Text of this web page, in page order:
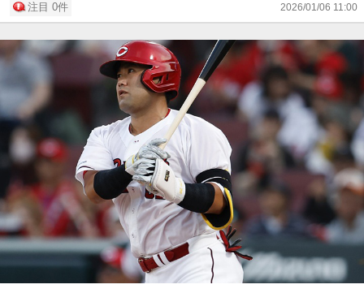
戦いとなる。各球団の...
注目 0件 2026/01/06 11:00